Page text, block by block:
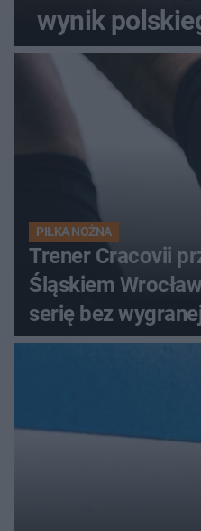
wynik
PIŁKA NOŻNA
Trener Cracovii
Śląskiem
serię bez